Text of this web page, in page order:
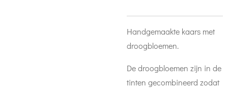
Handgemaakte kaars met
droogbloemen.
De droogbloemen zijn in de
tinten gecombineerd zodat